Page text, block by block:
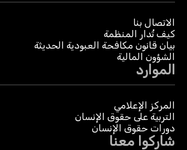
الاتصال بنا
كيف تُدار المنظمة
بيان قانون مكافحة العبودية الحديثة
الشؤون المالية
الموارد
المركز الإعلامي
التربية على حقوق الإنسان
دورات حقوق الإنسان
شاركوا معنا